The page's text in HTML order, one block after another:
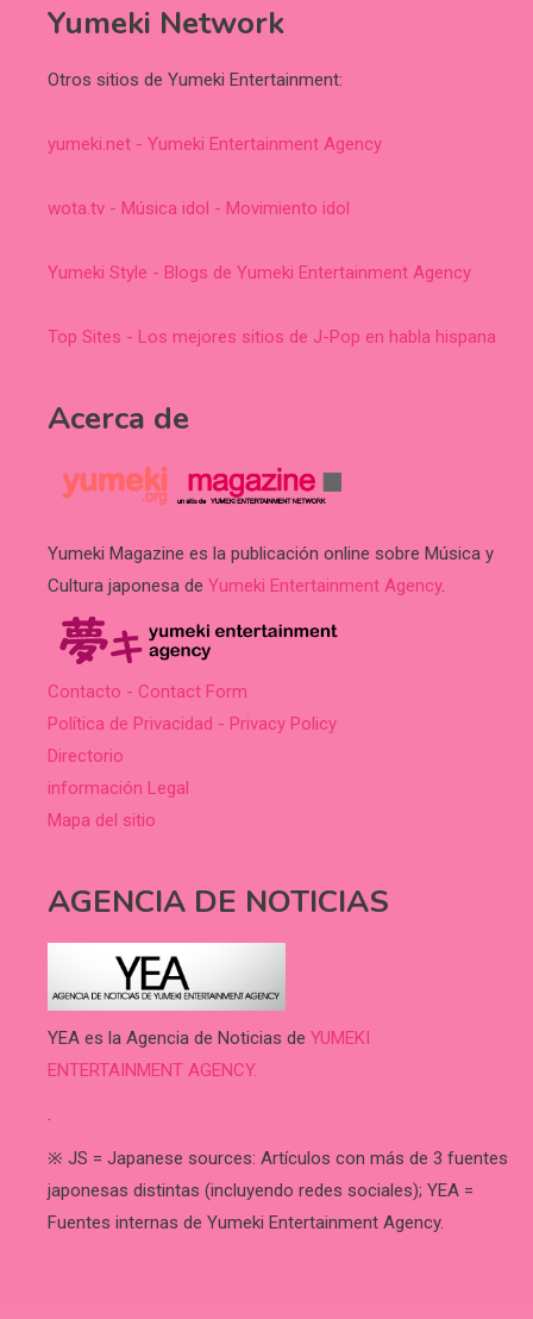
Yumeki Network
Otros sitios de Yumeki Entertainment:
yumeki.net - Yumeki Entertainment Agency
wota.tv - Música idol - Movimiento idol
Yumeki Style - Blogs de Yumeki Entertainment Agency
Top Sites - Los mejores sitios de J-Pop en habla hispana
Acerca de
Yumeki Magazine es la publicación online sobre Música y
Cultura japonesa de Yumeki Entertainment Agency.
Contacto - Contact Form
Política de Privacidad - Privacy Policy
Directorio
información Legal
Mapa del sitio
AGENCIA DE NOTICIAS
YEA es la Agencia de Noticias de YUMEKI
ENTERTAINMENT AGENCY.
.
※ JS = Japanese sources: Artículos con más de 3 fuentes
japonesas distintas (incluyendo redes sociales); YEA =
Fuentes internas de Yumeki Entertainment Agency.